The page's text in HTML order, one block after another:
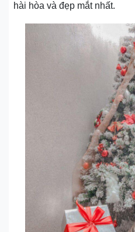
hài hòa và đẹp mắt nhất.